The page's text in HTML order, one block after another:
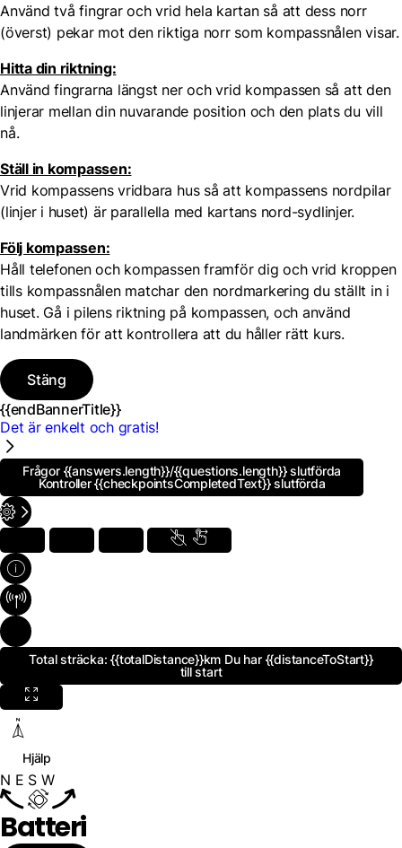
Använd två fingrar och vrid hela kartan så att dess norr
(överst) pekar mot den riktiga norr som kompassnålen visar.
Hitta din riktning:
Använd fingrarna längst ner och vrid kompassen så att den
linjerar mellan din nuvarande position och den plats du vill
nå.
Ställ in kompassen:
Vrid kompassens vridbara hus så att kompassens nordpilar
(linjer i huset) är parallella med kartans nord-sydlinjer.
Följ kompassen:
Håll telefonen och kompassen framför dig och vrid kroppen
tills kompassnålen matchar den nordmarkering du ställt in i
huset. Gå i pilens riktning på kompassen, och använd
landmärken för att kontrollera att du håller rätt kurs.
Stäng
{{endBannerTitle}}
Det är enkelt och gratis!
Frågor {{answers.length}}/{{questions.length}} slutförda
Kontroller {{checkpointsCompletedText}} slutförda
Total sträcka:{{totalDistance}}km Du har {{distanceToStart}}
till start
Hjälp
N E S W
Batteri